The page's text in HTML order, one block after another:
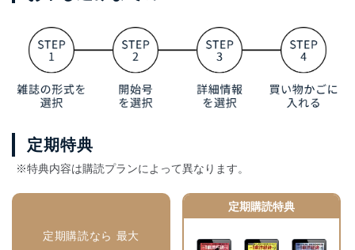
定期特典
※特典内容は購読プランによって異なります。
定期購読なら 最大
定期購読特典